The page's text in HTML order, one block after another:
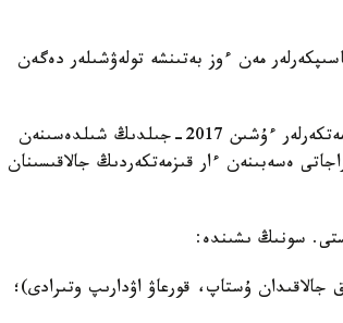
مەن ءوز بەتىنشە تولەۋشىلەر دەگەن
ەستەرىڭىزگە سالا كەتسەك، جۇمىس بەرۋشىلەر قاراماعىنداعى قىزمەتكەرلەر ءۇشىن 2017-جىلدىڭ شىلدەسىنەن
سانات ءوز قاراجاتى ەسەبىنەن ءار قىزمەتكەردىڭ جالاقىسىنان
سونىڭ ىشىندە: